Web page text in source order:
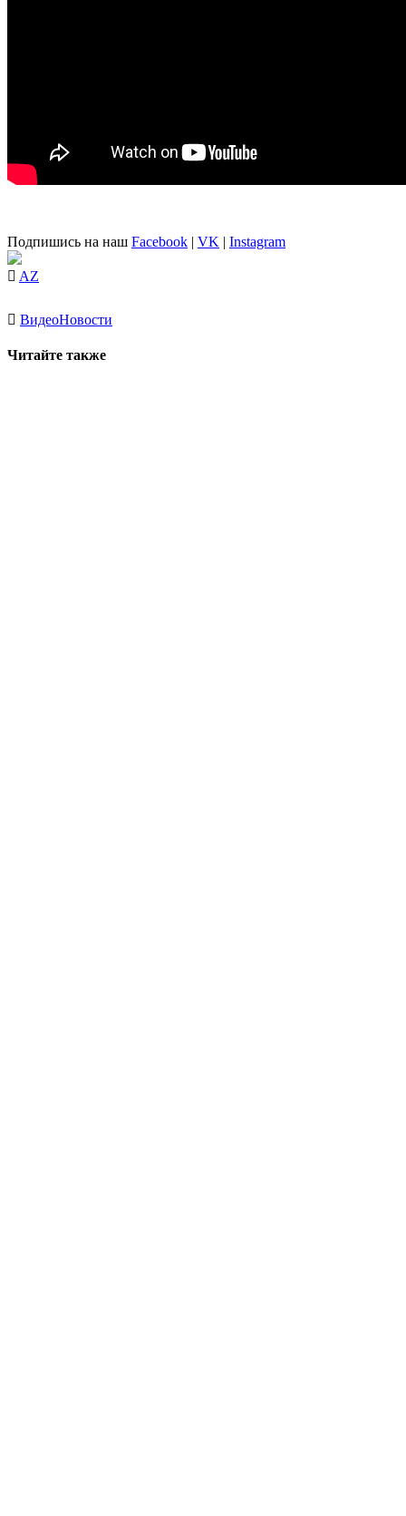
Подпишись на наш Facebook | VK | Instagram
AZ
ВидеоНовости
Читайте также